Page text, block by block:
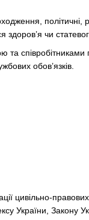
політичні,
здоров’я чи
обов’язків.
цивільно-
України, Закону